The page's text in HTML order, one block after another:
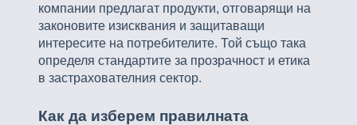
компании предлагат продукти, отговарящи на
законовите изисквания и защитаващи
интересите на потребителите. Той също така
определя стандартите за прозрачност и етика
в застрахователния сектор.
Как да изберем правилната